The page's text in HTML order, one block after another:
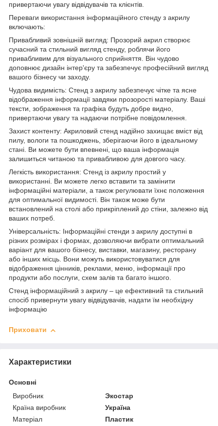
привертаючи увагу відвідувачів та клієнтів.
Переваги використання інформаційного стенду з акрилу
включають:
Привабливий зовнішній вигляд: Прозорий акрил створює
сучасний та стильний вигляд стенду, роблячи його
привабливим для візуального сприйняття. Він чудово
доповнює дизайн інтер'єру та забезпечує професійний вигляд
вашого бізнесу чи заходу.
Чудова видимість: Стенд з акрилу забезпечує чітке та ясне
відображення інформації завдяки прозорості матеріалу. Ваші
тексти, зображення та графіка будуть добре видно,
привертаючи увагу та надаючи потрібне повідомлення.
Захист контенту: Акриловий стенд надійно захищає вміст від
пилу, вологи та пошкоджень, зберігаючи його в ідеальному
стані. Ви можете бути впевнені, що ваша інформація
залишиться читаною та привабливою для довгого часу.
Легкість використання: Стенд із акрилу простий у
використанні. Ви можете легко вставити та замінити
інформаційні матеріали, а також регулювати їхнє положення
для оптимальної видимості. Він також може бути
встановлений на столі або прикріплений до стіни, залежно від
ваших потреб.
Універсальність: Інформаційні стенди з акрилу доступні в
різних розмірах і формах, дозволяючи вибрати оптимальний
варіант для вашого бізнесу, виставки, магазину, ресторану
або інших місць. Вони можуть використовуватися для
відображення цінників, реклами, меню, інформації про
продукти або послуги, схем залів та багато іншого.
Стенд інформаційний з акрилу – це ефективний та стильний
спосіб привернути увагу відвідувачів, надати їм необхідну
інформацію
Приховати
Характеристики
Основні
Виробник
Экостар
Країна виробник
Україна
Матеріал
Пластик